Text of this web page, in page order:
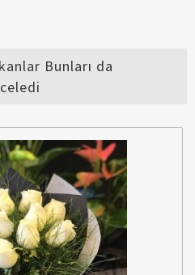
Bunları da